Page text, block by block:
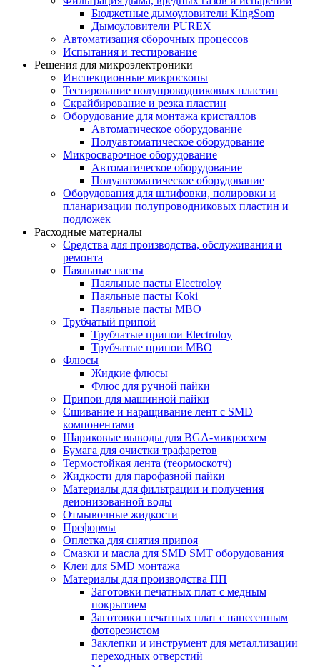
Бюджетные дымоуловители KingSom
Дымоуловители PUREX
Автоматизация сборочных процессов
Испытания и тестирование
Решения для микроэлектроники
Инспекционные микроскопы
Тестирование полупроводниковых пластин
Скрайбирование и резка пластин
Оборудование для монтажа кристаллов
Автоматическое оборудование
Полуавтоматическое оборудование
Микросварочное оборудование
Автоматическое оборудование
Полуавтоматическое оборудование
Оборудования для шлифовки, полировки и
планаризации полупроводниковых пластин и
подложек
Расходные материалы
Средства для производства, обслуживания и
ремонта
Паяльные пасты
Паяльные пасты Electroloy
Паяльные пасты Koki
Паяльные пасты MBO
Трубчатый припой
Трубчатые припои Electroloy
Трубчатые припои MBO
Флюсы
Жидкие флюсы
Флюс для ручной пайки
Припои для машинной пайки
Сшивание и наращивание лент с SMD
компонентами
Шариковые выводы для BGA-микросхем
Бумага для очистки трафаретов
Термостойкая лента (теормоскотч)
Жидкости для парофазной пайки
Материалы для фильтрации и получения
деионизованной воды
Отмывочные жидкости
Преформы
Оплетка для снятия припоя
Смазки и масла для SMD SMT оборудования
Клеи для SMD монтажа
Материалы для производства ПП
Заготовки печатных плат с медным
покрытием
Заготовки печатных плат с нанесенным
фоторезистом
Заклепки и инструмент для металлизации
переходных отверстий